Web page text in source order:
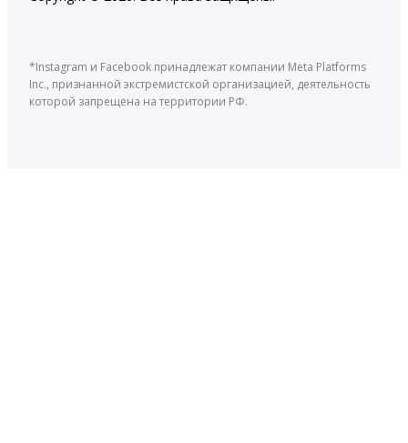
*Instagram и Facebook принадлежат компании Meta Platforms
Inc., признанной экстремистской организацией, деятельность
которой запрещена на территории РФ.